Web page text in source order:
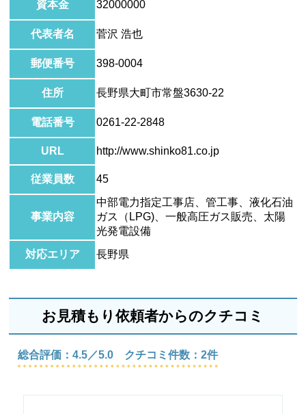
資本金 32000000
代表者名 菅沢 浩也
郵便番号 398-0004
住所 長野県大町市常盤3630-22
電話番号 0261-22-2848
URL http://www.shinko81.co.jp
従業員数 45
事業内容
中部電力指定工事店、管工事、液化石油
ガス（LPG)、一般高圧ガス販売、太陽
光発電設備
対応エリア
長野県
お見積もり依頼者からのクチコミ
総合評価：4.5／5.0 クチコミ件数：2件